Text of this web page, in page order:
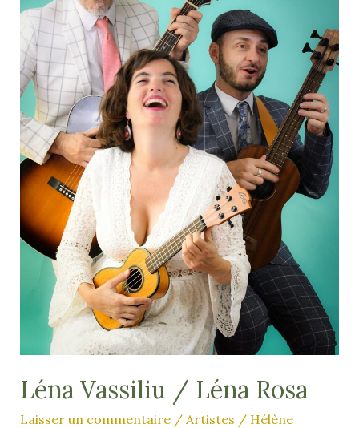
Léna Vassiliu / Léna Rosa
Laisser un commentaire / Artistes / Hélène